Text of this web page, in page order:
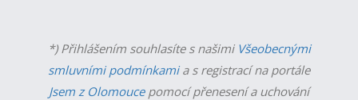
*) Přihlášením souhlasíte s našimi Všeobecnými
smluvními podmínkamia s registrací na portále
Jsem z Olomoucepomocí přenesení a uchování